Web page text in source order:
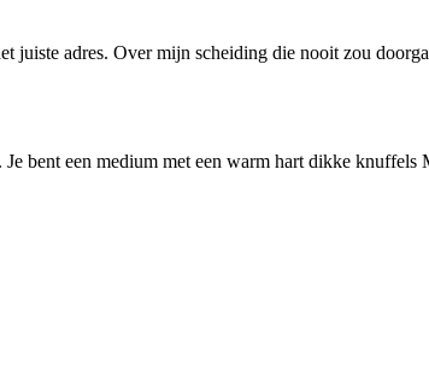
juiste adres. Over mijn scheiding die nooit zou
bent een medium met een warm hart dikke knuffels